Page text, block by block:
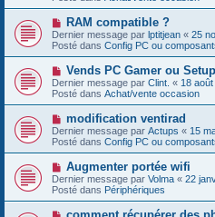
g
e
e
s
a
g
e
v
e
a
u
m
e
s
s
a
g
N
o
u
v
e
u
m
e
s
s
a
g
RAM compatible ?
Dernier message par lptitjean « 25
Posté dans Config PC ou
N
o
u
v
a
u
m
e
s
s
a
g
Vends PC Gamer ou
Dernier message par Clint. « 18
Posté dans Achat/vente occasion
N
o
u
v
a
u
m
e
s
modification ventirad
Dernier message par Actups « 15
Posté dans Config PC ou
N
o
u
v
Augmenter portée wifi
Dernier message par Volma « 22
Posté dans Périphériques
Ncomment récupérer des